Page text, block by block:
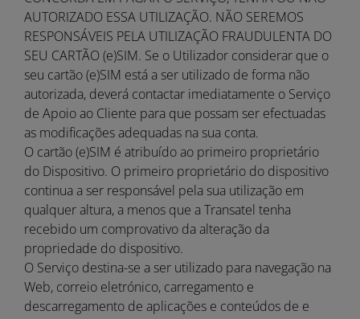
AUTORIZADO ESSA UTILIZAÇÃO. NÃO SEREMOS
RESPONSÁVEIS PELA UTILIZAÇÃO FRAUDULENTA DO
SEU CARTÃO (e)SIM. Se o Utilizador considerar que o
seu cartão (e)SIM está a ser utilizado de forma não
autorizada, deverá contactar imediatamente o Serviço
de Apoio ao Cliente para que possam ser efectuadas
as modificações adequadas na sua conta.
O cartão (e)SIM é atribuído ao primeiro proprietário
do Dispositivo. O primeiro proprietário do dispositivo
continua a ser responsável pela sua utilização em
qualquer altura, a menos que a Transatel tenha
recebido um comprovativo da alteração da
propriedade do dispositivo.
O Serviço destina-se a ser utilizado para navegação na
Web, correio eletrónico, carregamento e
descarregamento de aplicações e conteúdos de e